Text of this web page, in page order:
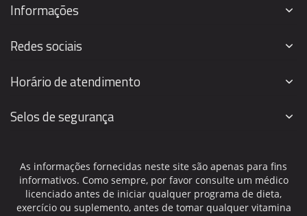
Informações
Redes sociais
Horário de atendimento
Selos de segurança
As informações fornecidas neste site são apenas para fins
informativos. Como sempre, por favor consulte um médico
licenciado antes de iniciar qualquer programa de dieta,
exercício ou suplemento, antes de tomar qualquer vitamina